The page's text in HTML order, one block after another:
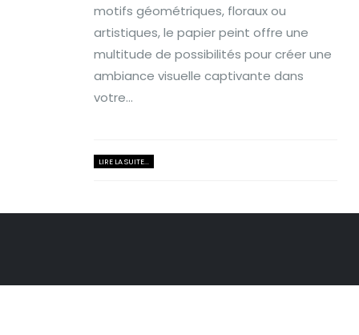
motifs géométriques, floraux ou
artistiques, le papier peint offre une
multitude de possibilités pour créer une
ambiance visuelle captivante dans
votre...
LIRE LA SUITE...